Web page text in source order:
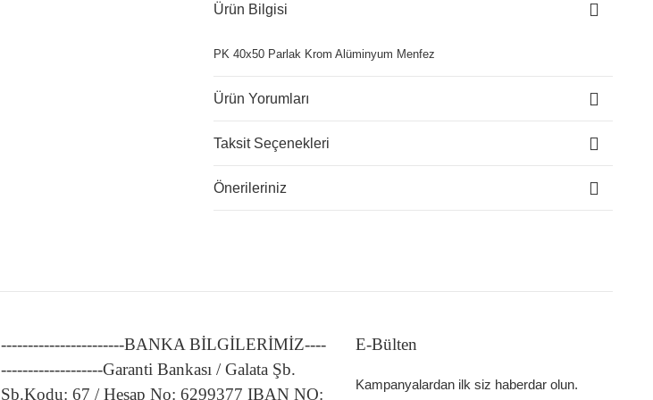
Ürün Bilgisi
PK 40x50 Parlak Krom Alüminyum Menfez
Ürün Yorumları
Taksit Seçenekleri
Önerileriniz
-----------------------BANKA BİLGİLERİMİZ----
-------------------Garanti Bankası / Galata Şb.
Şb.Kodu: 67 / Hesap No: 6299377 IBAN NO:
E-Bülten
Kampanyalardan ilk siz haberdar olun.